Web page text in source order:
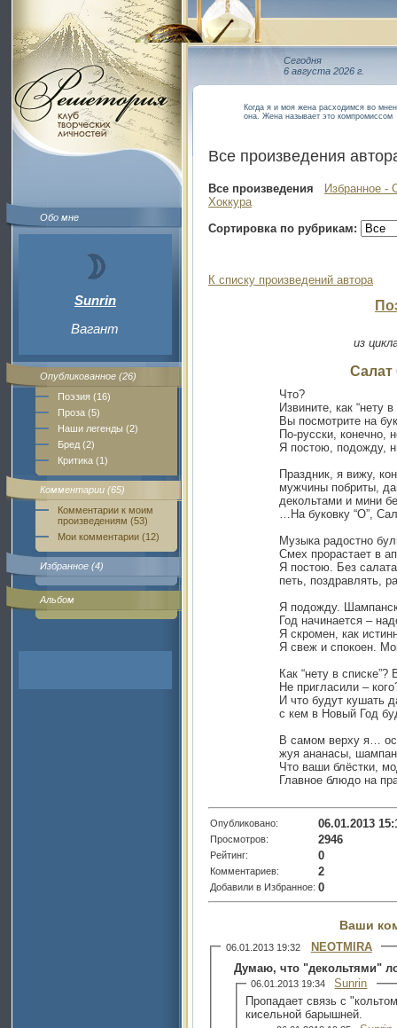
Обо мне
Sunrin
Вагант
Опубликованное (26)
Поэзия (16)
Проза (5)
Наши легенды (2)
Бред (2)
Критика (1)
Комментарии (65)
Комментарии к моим
произведениям (53)
Мои комментарии (12)
Избранное (4)
Альбом
Сегодня
6 августа 2026 г.
Когда я и моя жена расходимся во
она. Жена называет это компромиссом
Все произведения
Все произведения
Избранное -
Хоккура
Сортировка по рубрикам:
К списку произведений автора
из
Что?
Извините, как “нету в
Вы посмотрите на
По-русски, конечно,
Я постою, подожду,
Праздник, я вижу,
мужчины побриты,
декольтами и мини
…На буковку “О”,
Музыка радостно
Смех прорастает в
Я постою. Без
петь, поздравлять,
Я подожду.
Год начинается –
Я скромен, как
Я свеж и спокоен.
Как “нету в
Не пригласили –
И что будут кушать
с кем в Новый Год
В самом верху я…
жуя ананасы,
Что ваши блёстки,
Главное блюдо на
Опубликовано: 06.01.2013
Просмотров: 2946
Рейтинг: 0
Комментариев: 2
Добавили в Избранное: 0
Ваши
06.01.2013 19:32
NEOTMIRA
Думаю, что "декольтями"
06.01.2013 19:34
Sunrin
Пропадает связь с
кисельной барышней.